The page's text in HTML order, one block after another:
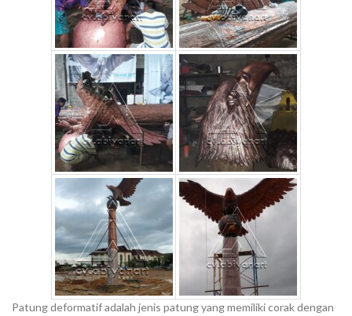
Patung deformatif adalah jenis patung yang memiliki corak dengan